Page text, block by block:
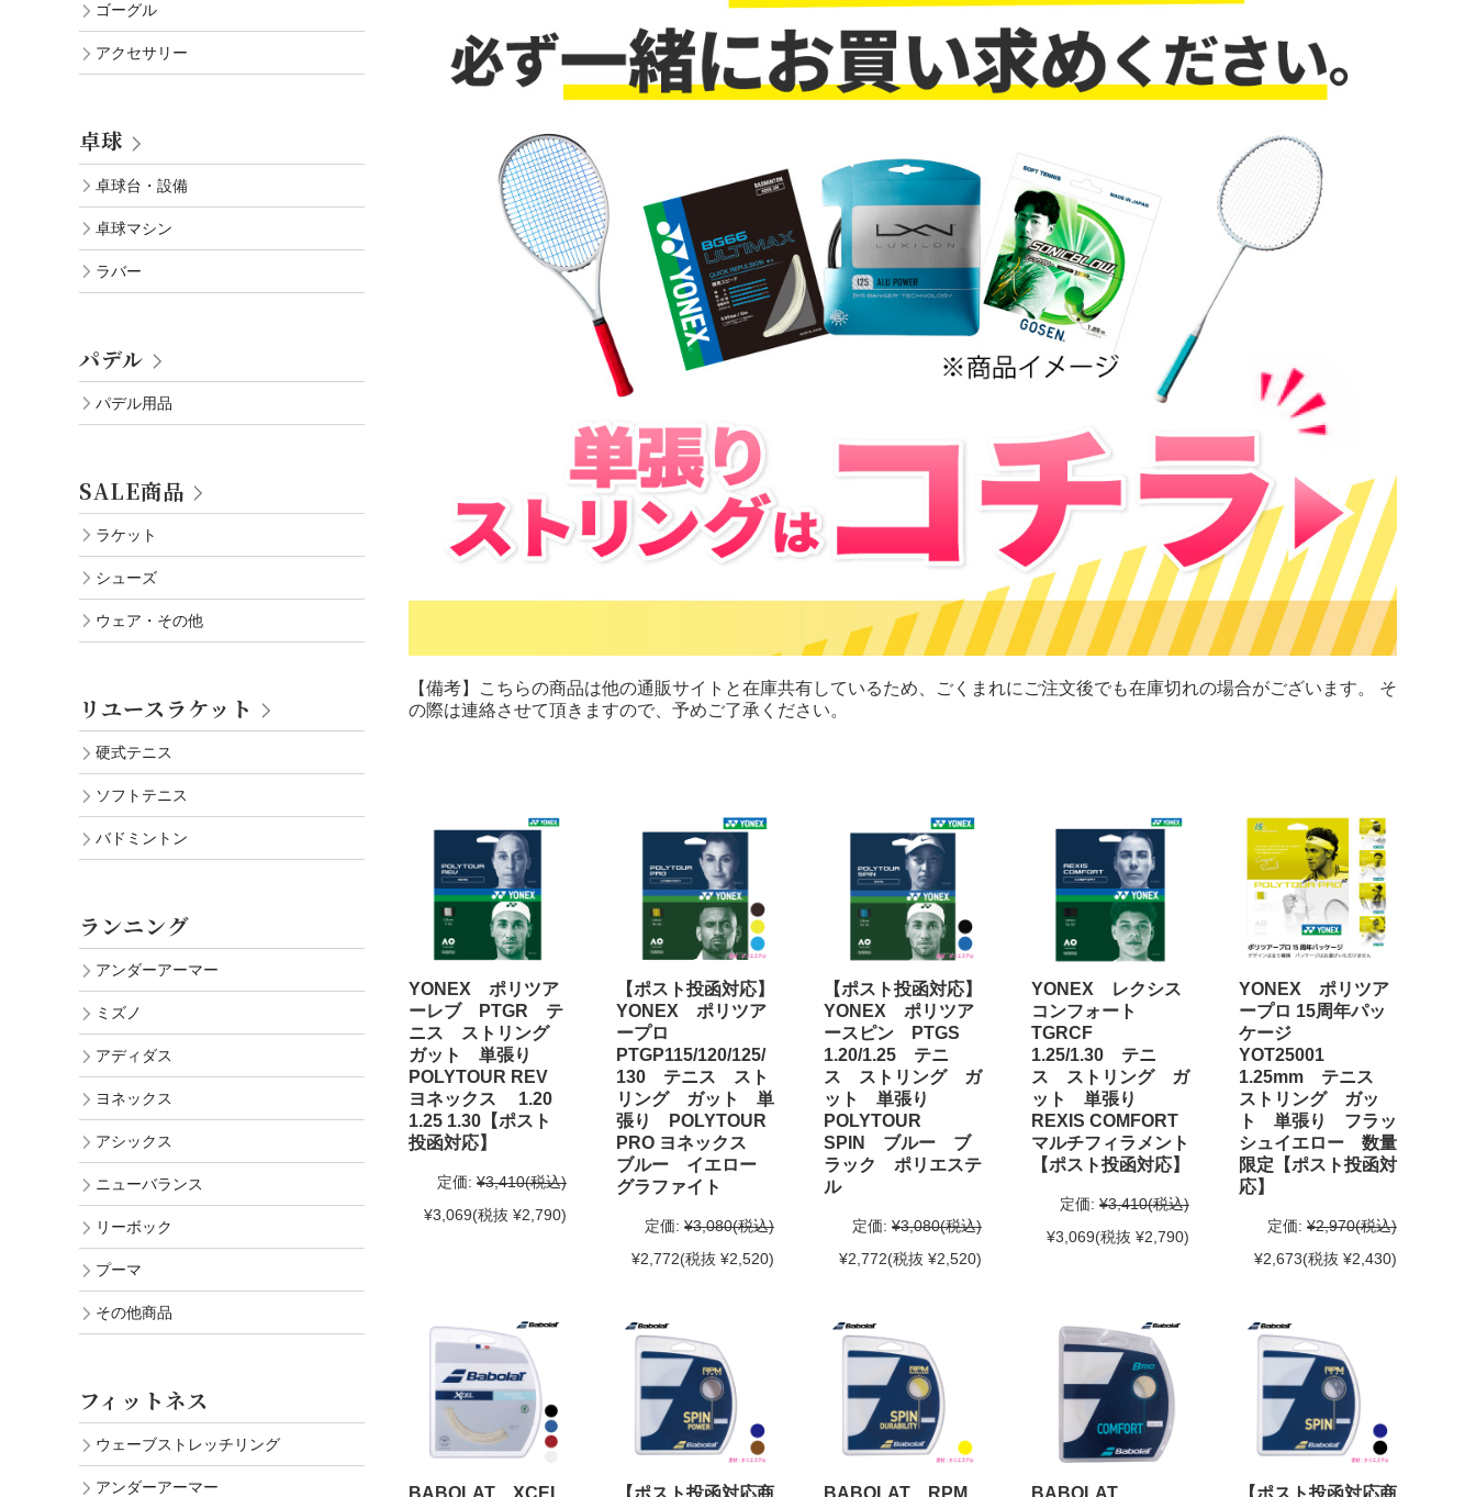
【備考】こちらの商品は他の通販サイトと在庫共有しているため、ごくまれにご注文後でも在庫切れの場合がございます。 そ
の際は連絡させて頂きますので、予めご了承ください。
YONEX ポリツア
ーレブ PTGR テ
ニス ストリング
ガット 単張り
POLYTOUR REV
ヨネックス 1.20
1.25 1.30【ポスト
投函対応】
定価: ¥3,410(税込)
¥3,069(税抜 ¥2,790)
【ポスト投函対応】
YONEX ポリツア
ープロ
PTGP115/120/125/
130 テニス スト
リング ガット 単
張り POLYTOUR
PRO ヨネックス
ブルー イエロー
グラファイト
定価: ¥3,080(税込)
¥2,772(税抜 ¥2,520)
【ポスト投函対応】
YONEX ポリツア
ースピン PTGS
1.20/1.25 テニ
ス ストリング ガ
ット 単張り
POLYTOUR
SPIN ブルー ブ
ラック ポリエステ
ル
定価: ¥3,080(税込)
¥2,772(税抜 ¥2,520)
YONEX レクシス
コンフォート
TGRCF
1.25/1.30 テニ
ス ストリング ガ
ット 単張り
REXIS COMFORT
マルチフィラメント
【ポスト投函対応】
定価: ¥3,410(税込)
¥3,069(税抜 ¥2,790)
YONEX ポリツア
ープロ 15周年パッ
ケージ
YOT25001
1.25mm テニス
ストリング ガッ
ト 単張り フラッ
シュイエロー 数量
限定【ポスト投函対
応】
定価: ¥2,970(税込)
¥2,673(税抜 ¥2,430)
BABOLAT XCEL 【ポスト投函対応商 BABOLAT RPM BABOLAT 【ポスト投函対応商
ゴーグル
アクセサリー
卓球
卓球台・設備
卓球マシン
ラバー
パデル
パデル用品
SALE商品
ラケット
シューズ
ウェア・その他
リユースラケット
硬式テニス
ソフトテニス
バドミントン
ランニング
アンダーアーマー
ミズノ
アディダス
ヨネックス
アシックス
ニューバランス
リーボック
プーマ
その他商品
フィットネス
ウェーブストレッチリング
アンダーアーマー